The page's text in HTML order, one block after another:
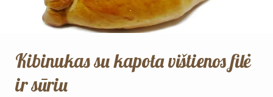
Kibinukas su kapota vištienos filė
ir sūriu